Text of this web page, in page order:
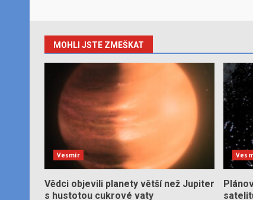
MOHLI JSTE ZMEŠKAT
Vesmír
Vědci objevili planety větší než Jupiter
s hustotou cukrové vaty